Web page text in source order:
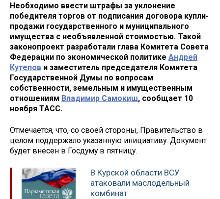
Необходимо ввести штрафы за уклонение
победителя торгов от подписания договора купли-
продажи государственного и муниципального
имущества с необъявленной стоимостью. Такой
законопроект разработали глава Комитета Совета
Федерации по экономической политике Андрей
Кутепов и заместитель председателя Комитета
Государственной Думы по вопросам
собственности, земельным и имущественным
отношениям Владимир Самокиш, сообщает 10
ноября ТАСС.
Отмечается, что, со своей стороны, Правительство в
целом поддержало указанную инициативу. Документ
будет внесен в Госдуму в пятницу.
В Курской области ВСУ
атаковали маслодельный
комбинат